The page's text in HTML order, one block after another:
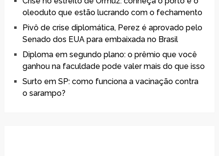
oleoduto que estão lucrando com o fechamento
Pivô de crise diplomática, Perez é aprovado pelo
Senado dos EUA para embaixada no Brasil
Diploma em segundo plano: o prêmio que você
ganhou na faculdade pode valer mais do que isso
Surto em SP: como funciona a vacinação contra
o sarampo?